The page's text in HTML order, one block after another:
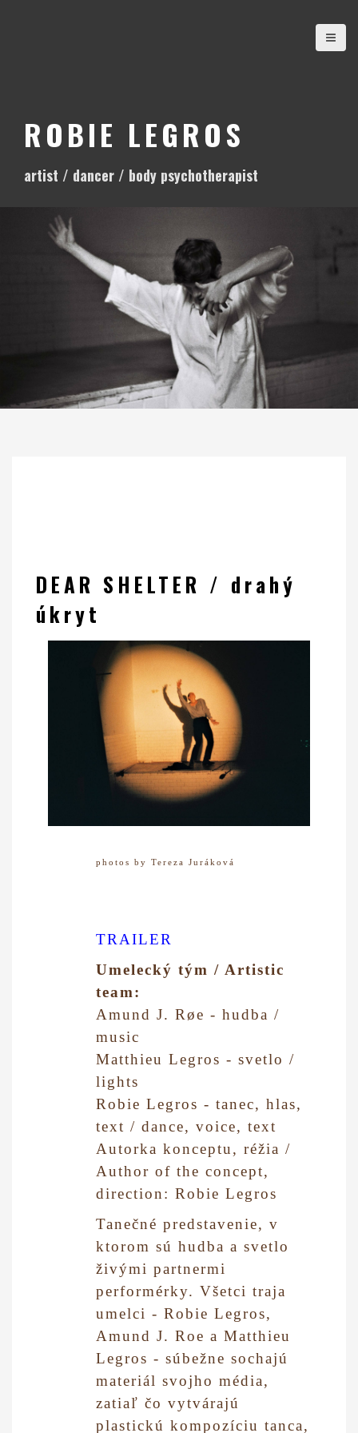
t
ROBIE LEGROS
artist / dancer / body psychotherapist
DEAR SHELTER / drahý
úkryt
photos by Tereza Juráková
TRAILER
Umelecký tým / Artistic
team:
Amund J. Røe - hudba /
music
Matthieu Legros - svetlo /
lights
Robie Legros - tanec, hlas,
text / dance, voice, text
Autorka konceptu, réžia /
Author of the concept,
direction: Robie Legros
Tanečné predstavenie, v
ktorom sú hudba a svetlo
živými partnermi
performérky. Všetci traja
umelci - Robie Legros,
Amund J. Roe a Matthieu
Legros - súbežne sochajú
materiál svojho média,
zatiaľ čo vytvárajú
plastickú kompozíciu tanca,